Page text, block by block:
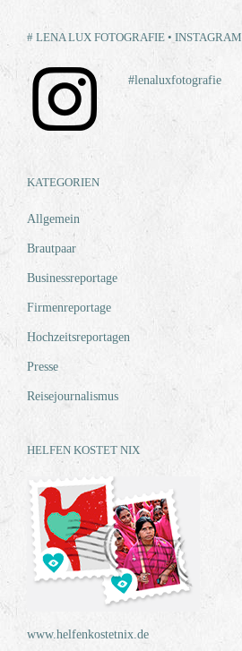
# LENA LUX FOTOGRAFIE • INSTAGRAM
#lenaluxfotografie
KATEGORIEN
Allgemein
Brautpaar
Businessreportage
Firmenreportage
Hochzeitsreportagen
Presse
Reisejournalismus
HELFEN KOSTET NIX
www.helfenkostetnix.de